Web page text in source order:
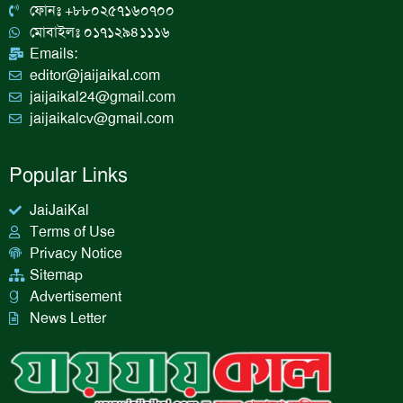
a
m
n
ফোনঃ +৮৮০২৫৭১৬০৭০০
মোবাইলঃ ০১৭১২৯৪১১১৬
Emails:
editor@jaijaikal.com
jaijaikal24@gmail.com
jaijaikalcv@gmail.com
Popular Links
JaiJaiKal
Terms of Use
Privacy Notice
Sitemap
Advertisement
News Letter